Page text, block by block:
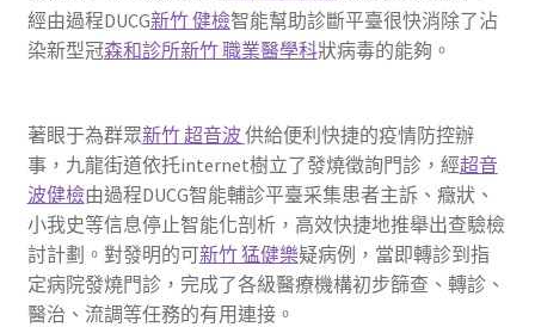
經由過程DUCG新竹 健檢智能幫助診斷平臺很快消除了沾
染新型冠森和診所新竹 職業醫學科狀病毒的能夠。
著眼于為群眾新竹 超音波供給便利快捷的疫情防控辦
事，九龍街道依托internet樹立了發燒徵詢門診，經超音
波健檢由過程DUCG智能輔診平臺采集患者主訴、癥狀、
小我史等信息停止智能化剖析，高效快捷地推舉出查驗檢
討計劃。對發明的可新竹 猛健樂疑病例，當即轉診到指
定病院發燒門診，完成了各級醫療機構初步篩查、轉診、
醫治、流調等任務的有用連接。